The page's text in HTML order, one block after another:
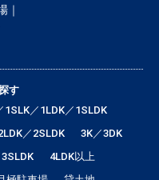
｜
す
1SLK／1LDK／1SLDK
／2SLDK
3K／3DK
4LDK以上